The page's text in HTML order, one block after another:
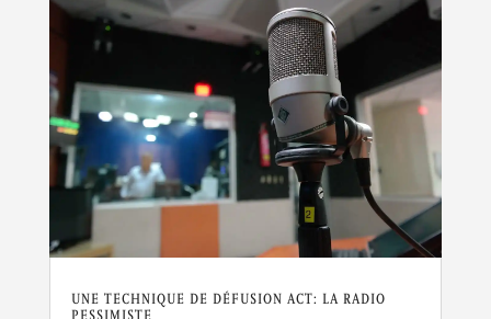
UNE TECHNIQUE DE DÉFUSION ACT: LA RADIO
PESSIMISTE